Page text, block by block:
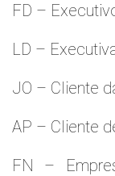
FD –
LD –
JO – Cliente
AP – Cliente
FN –